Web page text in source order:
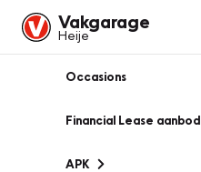
Vakgarage
Heije
Occasions
Financial Lease aanbod
APK